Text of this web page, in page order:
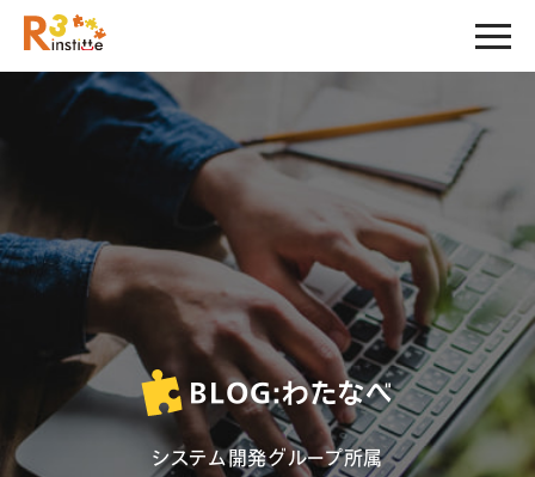
BLOG:わたなべ
システム開発グループ所属